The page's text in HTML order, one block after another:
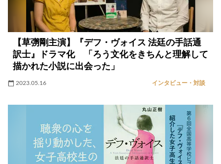
【草彅剛主演】『デフ・ヴォイス 法廷の手話通
訳士』ドラマ化 「ろう文化をきちんと理解して
描かれた小説に出会った」
2023.05.16 インタビュー・対談